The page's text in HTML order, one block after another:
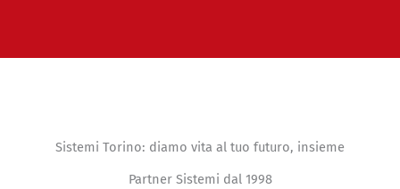
Sistemi Torino: diamo vita al tuo futuro, insieme
Partner Sistemi dal 1998